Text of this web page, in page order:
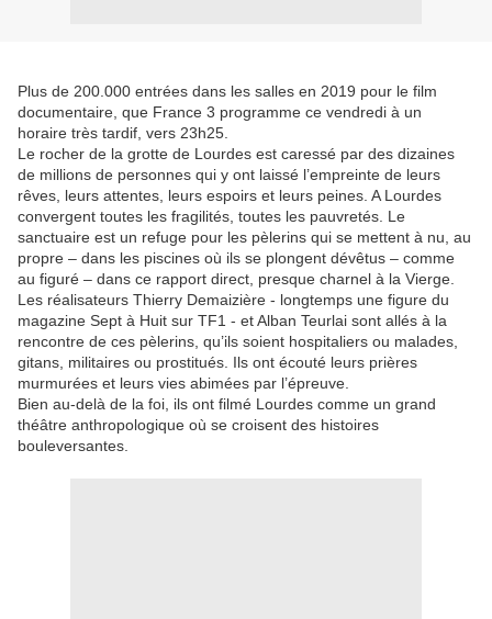
Plus de 200.000 entrées dans les salles en 2019 pour le film
documentaire, que France 3 programme ce vendredi à un
horaire très tardif, vers 23h25.
Le rocher de la grotte de Lourdes est caressé par des dizaines
de millions de personnes qui y ont laissé l’empreinte de leurs
rêves, leurs attentes, leurs espoirs et leurs peines. A Lourdes
convergent toutes les fragilités, toutes les pauvretés. Le
sanctuaire est un refuge pour les pèlerins qui se mettent à nu, au
propre – dans les piscines où ils se plongent dévêtus – comme
au figuré – dans ce rapport direct, presque charnel à la Vierge.
Les réalisateurs Thierry Demaizière - longtemps une figure du
magazine Sept à Huit sur TF1 - et Alban Teurlai sont allés à la
rencontre de ces pèlerins, qu’ils soient hospitaliers ou malades,
gitans, militaires ou prostitués. Ils ont écouté leurs prières
murmurées et leurs vies abimées par l’épreuve.
Bien au-delà de la foi, ils ont filmé Lourdes comme un grand
théâtre anthropologique où se croisent des histoires
bouleversantes.